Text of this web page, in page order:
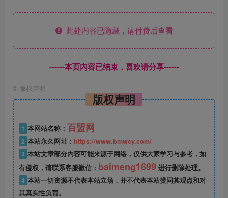
此处内容已隐藏，请付费后查看
------本页内容已结束，喜欢请分享------
© 版权声明
版权声明
1 本网站名称： 百盟网
2 本站永久网址： https://www.bmwcy.com/
3 本站文章部分内容可能来源于网络，仅供大家学习与参考，如
有侵权，请联系客服微信： baimeng1699 进行删除处理。
4 本站一切资源不代表本站立场，并不代表本站赞同其观点和对
其真实性负责。